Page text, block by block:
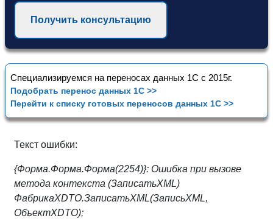
Получить консультацию
Специализируемся на переносах данных 1С с 2015г.
Подобрать перенос данных 1С >>
Перейти к списку готовых переносов данных 1С >>
Текст ошибки:
{Форма.Форма.Форма(2254)}: Ошибка при вызове
метода контекста (ЗаписатьXML)
ФабрикаXDTO.ЗаписатьXML(ЗаписьXML,
ОбъектXDTO);